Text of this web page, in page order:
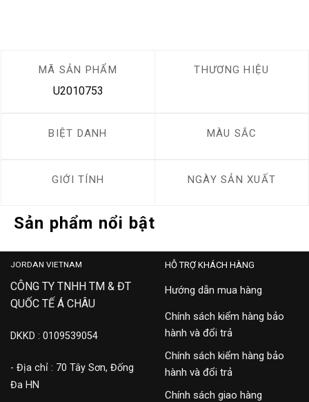
MÃ SẢN PHẨM
U2010753
THƯƠNG HIỆU
BIỆT DANH MÀU SẮC
GIỚI TÍNH NGÀY SẢN XUẤT
Sản phẩm nổi bật
JORDAN VIETNAM
CÔNG TY TNHH TM & ĐT
QUỐC TẾ Á CHÂU
DKKD : 0109539054
- Địa chỉ : 70 Tây Sơn, Đống
Đa HN
HỖ TRỢ KHÁCH HÀNG
Hướng dẫn mua hàng
Chính sách kiểm hàng bảo
hành và đổi trả
Chính sách kiểm hàng bảo
hành và đổi trả
Chính sách giao hàng